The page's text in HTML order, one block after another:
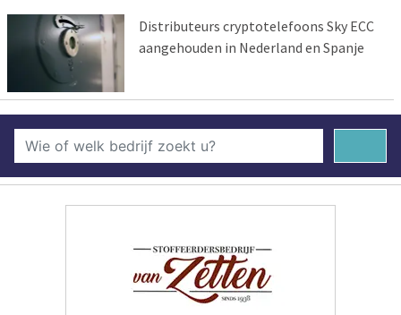
Distributeurs cryptotelefoons Sky ECC
aangehouden in Nederland en Spanje